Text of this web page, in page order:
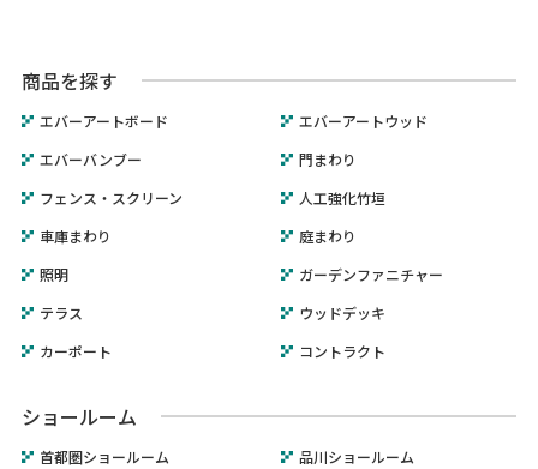
商品を探す
エバーアートボード
エバーアートウッド
エバーバンブー
門まわり
フェンス・スクリーン
人工強化竹垣
車庫まわり
庭まわり
照明
ガーデンファニチャー
テラス
ウッドデッキ
カーポート
コントラクト
ショールーム
首都圏ショールーム
品川ショールーム